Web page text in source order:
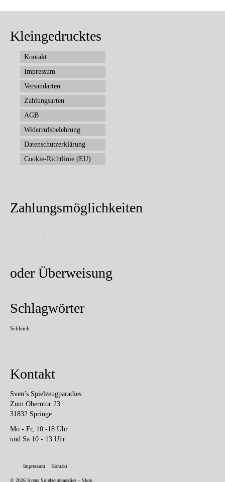
Kleingedrucktes
Kontakt
Impressum
Versandarten
Zahlungsarten
AGB
Widerrufsbelehrung
Datenschutzerklärung
Cookie-Richtlinie (EU)
Zahlungsmöglichkeiten
oder Überweisung
Schlagwörter
Schleich
Kontakt
Sven’s Spielzeugparadies
Zum Oberntor 23
31832 Springe
Mo - Fr, 10 -18 Uhr
und Sa 10 - 13 Uhr
Impressum Kontakt
© 2026 Svens Spielzeugparadies – Shop